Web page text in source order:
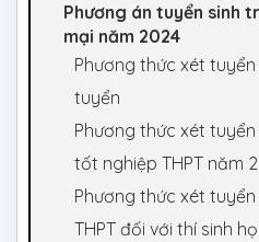
Phương án tuyển sinh
mại năm 2024
Phương thức xét
tuyển
Phương thức xét
tốt nghiệp THPT năm
Phương thức xét
THPT đối với thí sinh